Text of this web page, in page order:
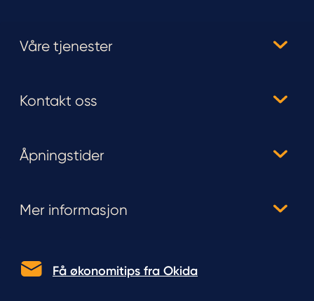
Våre tjenester
Kontakt oss
Åpningstider
Mer informasjon
Få økonomitips fra Okida